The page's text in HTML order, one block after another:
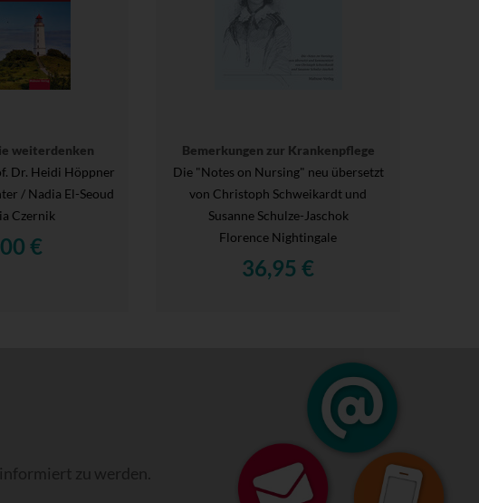
weiterdenken
Dr. Heidi Höppner
/ Nadia El-Seoud
Czernik
€
Bemerkungen zur Krankenpflege
Die "Notes on Nursing" neu übersetzt
von Christoph Schweikardt und
Susanne Schulze-Jaschok
Florence Nightingale
36,95 €
zu werden.